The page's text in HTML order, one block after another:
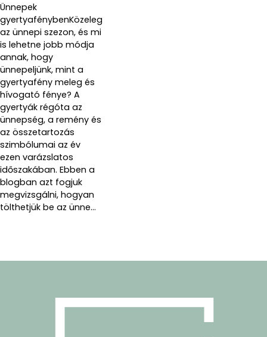
Ünnepek
gyertyafénybenKözeleg
az ünnepi szezon, és mi
is lehetne jobb módja
annak, hogy
ünnepeljünk, mint a
gyertyafény meleg és
hívogató fénye? A
gyertyák régóta az
ünnepség, a remény és
az összetartozás
szimbólumai az év
ezen varázslatos
időszakában. Ebben a
blogban azt fogjuk
megvizsgálni, hogyan
tölthetjük be az ünne...